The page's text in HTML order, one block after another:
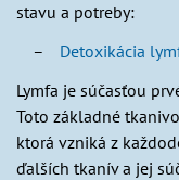
stavu a potreby:
Detoxikácia
Lymfa je súčasťou
Toto základné
ktorá vzniká z
ďalších tkanív a jej